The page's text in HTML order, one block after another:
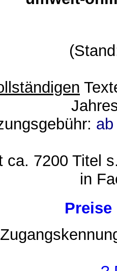
ca. 7200 Titel
in